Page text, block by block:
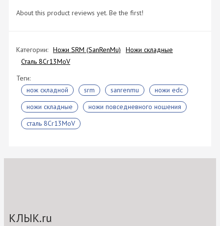
About this product reviews yet. Be the first!
Категории: Ножи SRM (SanRenMu)
Ножи складные
Сталь 8Cr13MoV
Теги:
нож складной
srm sanrenmu
ножи edc
ножи складные
ножи повседневного ношения
сталь 8Cr13MoV
КЛЫК.ru